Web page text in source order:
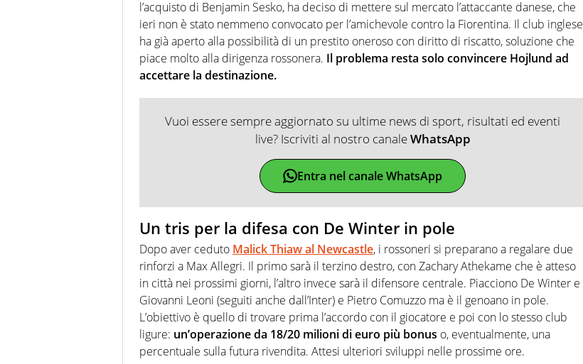
l’acquisto di Benjamin Sesko, ha deciso di mettere sul mercato l’attaccante danese, che
ieri non è stato nemmeno convocato per l’amichevole contro la Fiorentina. Il club inglese
ha già aperto alla possibilità di un prestito oneroso con diritto di riscatto, soluzione che
piace molto alla dirigenza rossonera. Il problema resta solo convincere Hojlund ad
accettare la destinazione.
Vuoi essere sempre aggiornato su ultime news di sport, risultati ed eventi
live? Iscriviti al nostro canaleWhatsApp
Entra nel canale WhatsApp
Un tris per la difesa con De Winter in pole
Dopo aver ceduto Malick Thiaw al Newcastle, i rossoneri si preparano a regalare due
rinforzi a Max Allegri. Il primo sarà il terzino destro, con Zachary Athekame che è atteso
in città nei prossimi giorni, l’altro invece sarà il difensore centrale. Piacciono De Winter e
Giovanni Leoni (seguiti anche dall’Inter) e Pietro Comuzzo ma è il genoano in pole.
L’obiettivo è quello di trovare prima l’accordo con il giocatore e poi con lo stesso club
ligure: un’operazione da 18/20 milioni di euro più bonus o, eventualmente, una
percentuale sulla futura rivendita. Attesi ulteriori sviluppi nelle prossime ore.